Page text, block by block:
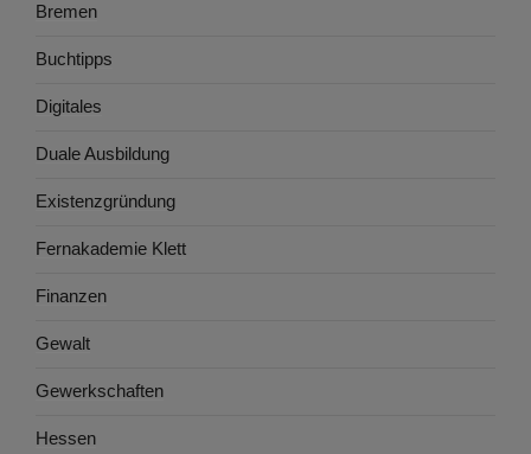
Bremen
Buchtipps
Digitales
Duale Ausbildung
Existenzgründung
Fernakademie Klett
Finanzen
Gewalt
Gewerkschaften
Hessen